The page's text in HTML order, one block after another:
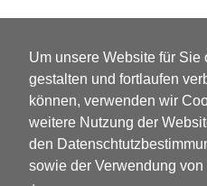
Um unsere Website für Sie
gestalten und fortlaufen
können, verwenden wir
weitere Nutzung der
den
sowie der Verwendung von
ÖFFNUNGSZEITEN
Montag – Freitag:
08:00 – 17:00
Oder nach Vereinbarung.